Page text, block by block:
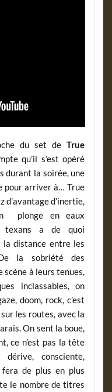
du set deTrue
qu’il s’est opéré
durant la soirée, une
pour arriver à… True
d’avantage d’inertie,
plonge en eaux
texans a de quoi
distance entre les
la sobriété des
à leurs tenues,
inclassables, on
doom, rock, c’est
les routes, avec la
On sent la boue,
ce n’est pas la tête
consciente,
de plus en plus
le nombre de titres